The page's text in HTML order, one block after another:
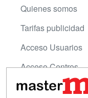
Quienes somos
Tarifas publicidad
Acceso Usuarios
Acceso Centros